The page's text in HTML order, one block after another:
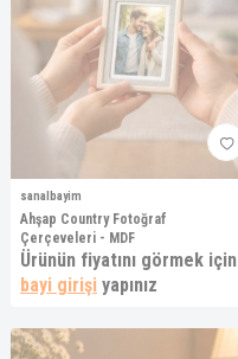
sanalbayim
Ahşap Country Fotoğraf
Çerçeveleri - MDF
Ürünün fiyatını görmek için
bayi girişi yapınız